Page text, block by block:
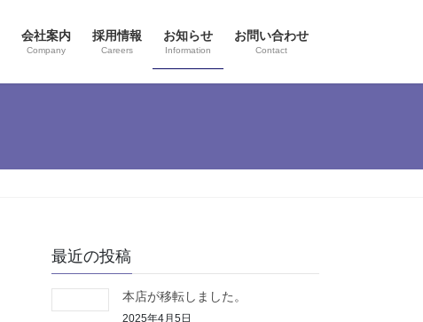
会社案内
Company
採用情報
Careers
お知らせ
Information
お問い合わせ
Contact
最近の投稿
本店が移転しました。
2025年4月5日